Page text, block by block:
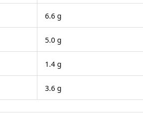
6.6 g
5.0 g
1.4 g
3.6 g